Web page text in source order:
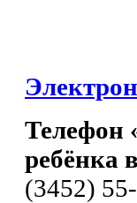
Телефон
ребёнка
(3452)